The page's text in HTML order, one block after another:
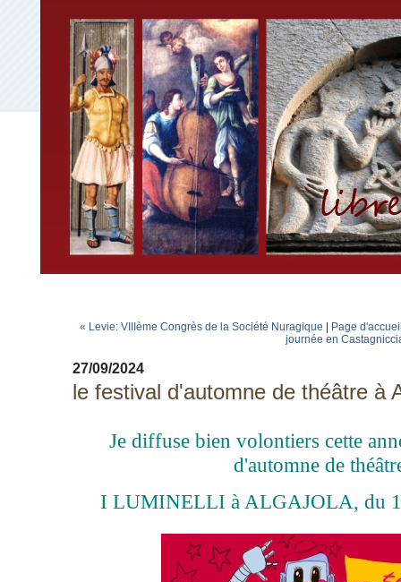
« Levie: VIIIème Congrès de la Société Nuragique
Page
journée en
27/09/2024
le festival d'automne de théâtre à
Je diffuse bien volontiers cette
d'automne de
I LUMINELLI à ALGAJOLA, du